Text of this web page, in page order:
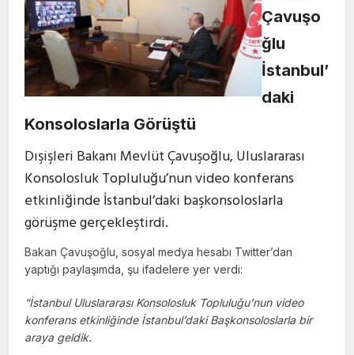
Çavuşo
ğlu
İstanbul’
daki
Konsoloslarla Görüştü
Dışişleri Bakanı Mevlüt Çavuşoğlu, Uluslararası
Konsolosluk Topluluğu’nun video konferans
etkinliğinde İstanbul’daki başkonsoloslarla
görüşme gerçekleştirdi.
Bakan Çavuşoğlu, sosyal medya hesabı Twitter’dan
yaptığı paylaşımda, şu ifadelere yer verdi:
“İstanbul Uluslararası Konsolosluk Topluluğu’nun video
konferans etkinliğinde İstanbul’daki Başkonsoloslarla bir
araya geldik.